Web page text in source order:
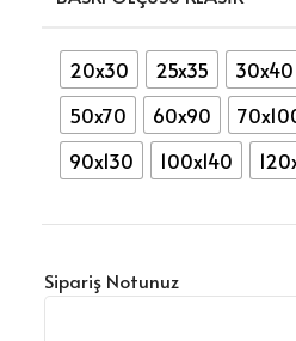
20x30 25x35 30x40
50x70
60x90
90x130
100x140
Sipariş Notunuz